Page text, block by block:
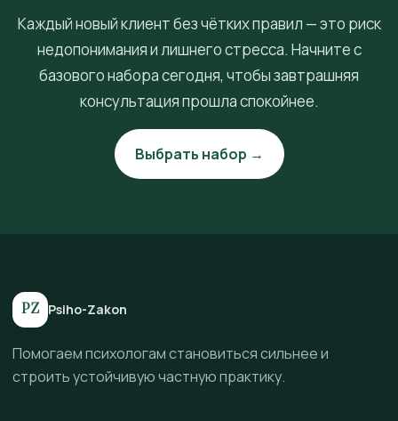
Каждый новый клиент без чётких правил — это риск
недопонимания и лишнего стресса. Начните с
базового набора сегодня, чтобы завтрашняя
консультация прошла спокойнее.
Выбрать набор →
PZ Psiho-Zakon
Помогаем психологам становиться сильнее и
строить устойчивую частную практику.